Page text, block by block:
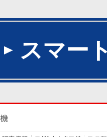
スマー